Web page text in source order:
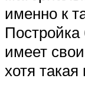
именно к
Постройка
имеет
хотя такая